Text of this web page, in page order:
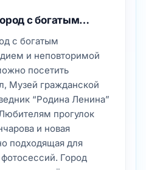
Музей гражданской
прогулок
и новая
подходящая для
Город
когда всё вокруг
переливается на
наполняется
— становится
весной радует